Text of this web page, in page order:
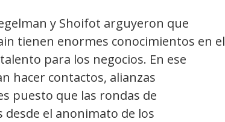
y Shoifot arguyeron que
tienen enormes conocimientos en el
para los negocios. En ese
hacer contactos, alianzas
puesto que las rondas de
el anonimato de los